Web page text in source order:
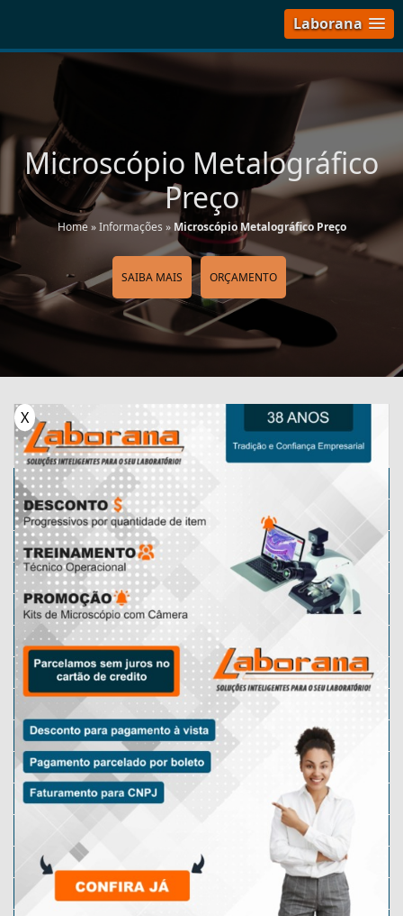
Laborana
Microscópio Metalográfico
Preço
Home»Informações » Microscópio Metalográfico Preço
SAIBA MAIS ORÇAMENTO
Categorias
Microscópio
Micrótomos
Karl Fischer
Micrótomo Manual
Microscópio Lupa
Microscópio Motic
Lâminas Preparadas
Micrótomo Rotativo
Microscópio Óptico
Microscópio Digital
Microscópio Escolar
Micrótomo Automático
Microscópio Monocular
Microscópio Invertido
X